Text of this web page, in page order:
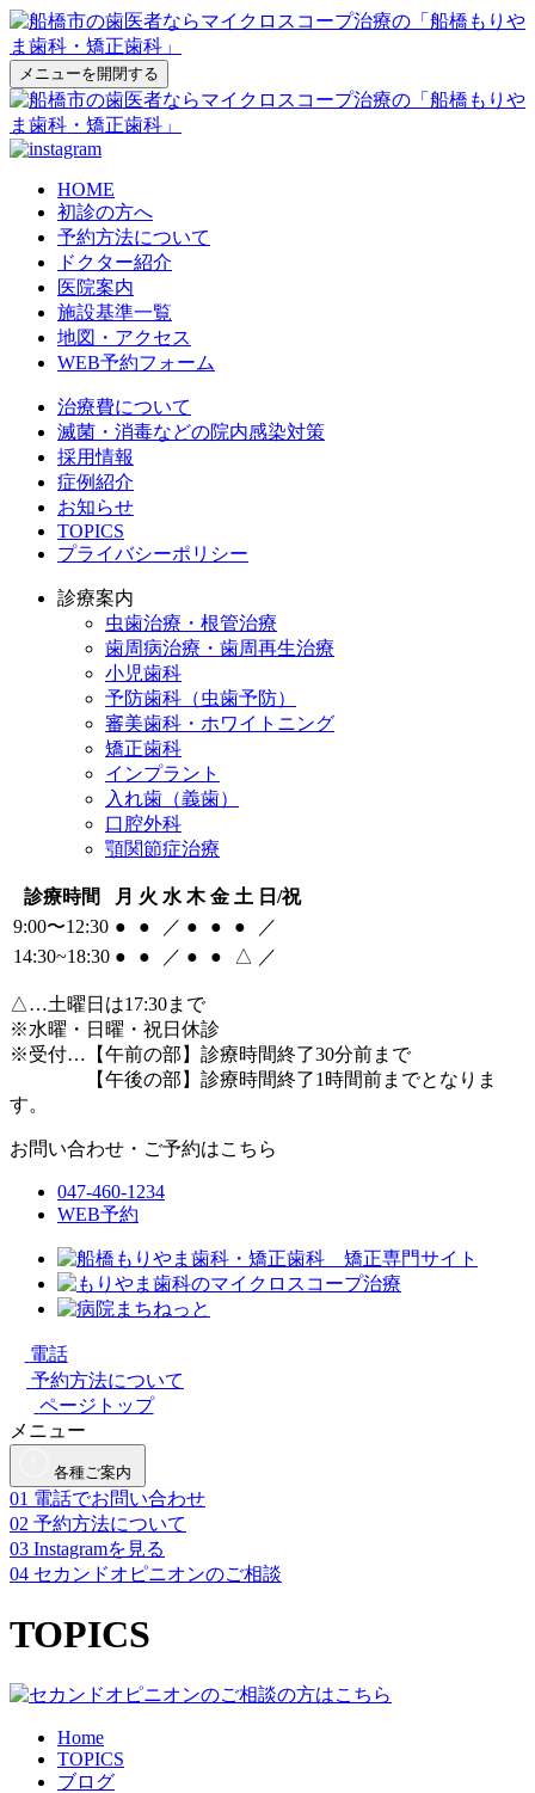
メニューを開閉する
HOME
初診の方へ
予約方法について
ドクター紹介
医院案内
施設基準一覧
地図・アクセス
WEB予約フォーム
治療費について
滅菌・消毒などの院内感染対策
採用情報
症例紹介
お知らせ
TOPICS
プライバシーポリシー
診療案内
虫歯治療・根管治療
歯周病治療・歯周再生治療
小児歯科
予防歯科（虫歯予防）
審美歯科・ホワイトニング
矯正歯科
インプラント
入れ歯（義歯）
口腔外科
顎関節症治療
診療時間 月 火 水 木 金 土 日/祝
9:00〜12:30 ● ● ／ ● ● ●
／
14:30~18:30 ● ● ／ ● ● △ ／
△…土曜日は17:30まで
※水曜・日曜・祝日休診
※受付…【午前の部】診療時間終了30分前まで
【午後の部】診療時間終了1時間前までとなりま
す。
お問い合わせ・ご予約はこちら
047-460-1234
WEB予約
電話
予約方法について
ページトップ
メニュー
各種ご案内
01 電話でお問い合わせ
02 予約方法について
03 Instagramを見る
04 セカンドオピニオンのご相談
TOPICS
Home
TOPICS
ブログ